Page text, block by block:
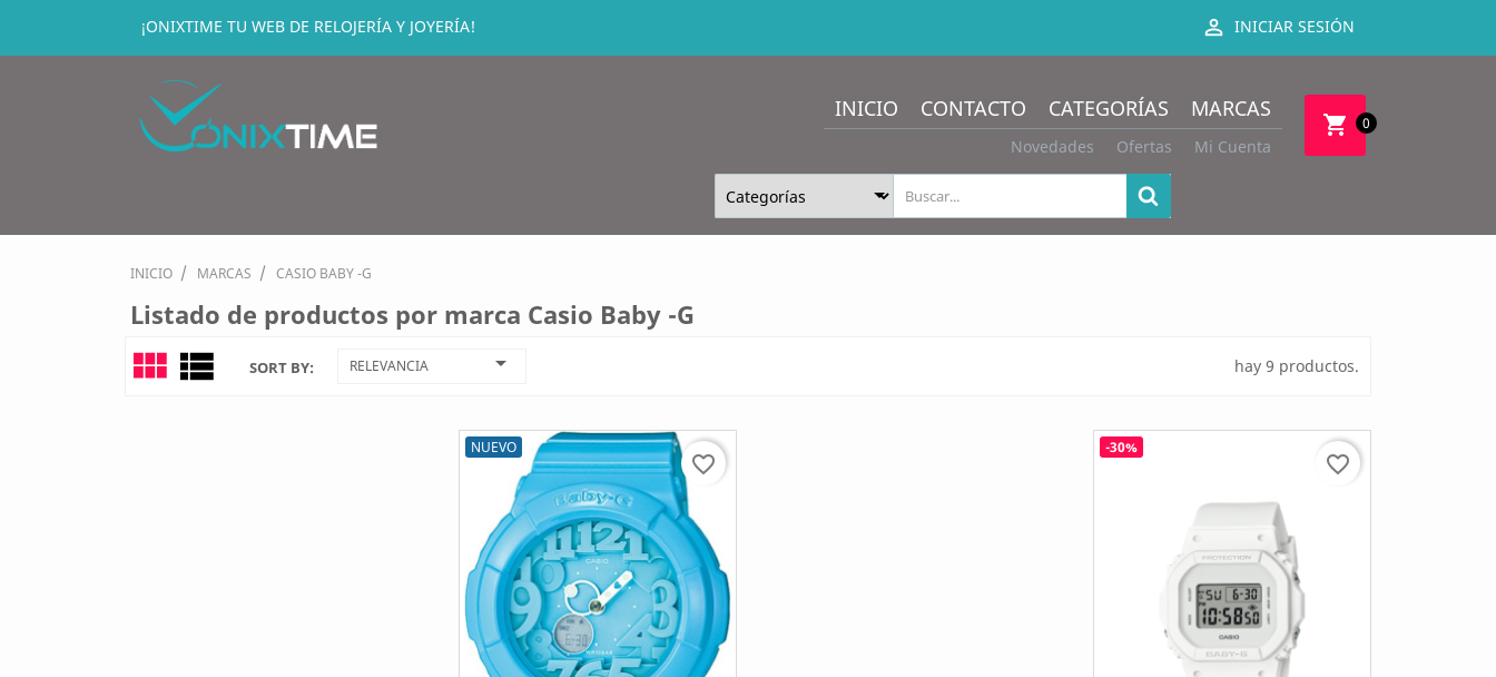
¡ONIXTIME TU WEB DE RELOJERÍA Y JOYERÍA!  INICIAR SESIÓN
shopping_cart 0
INICIO CONTACTO CATEGORÍAS MARCAS
Novedades Ofertas Mi Cuenta
INICIO MARCAS CASIO BABY -G
Listado de productos por marca Casio Baby -G
view_module view_list SORT BY: RELEVANCIA  hay 9 productos.
NUEVO
favorite_border
-30%
favorite_border